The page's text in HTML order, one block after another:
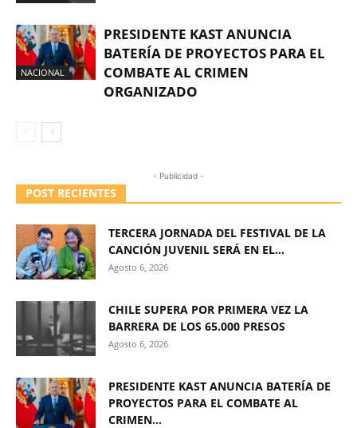
NACIONAL
PRESIDENTE KAST ANUNCIA
BATERÍA DE PROYECTOS PARA EL
COMBATE AL CRIMEN
ORGANIZADO
- Publicidad -
POST RECIENTES
TERCERA JORNADA DEL FESTIVAL DE LA
CANCIÓN JUVENIL SERÁ EN EL...
Agosto 6, 2026
CHILE SUPERA POR PRIMERA VEZ LA
BARRERA DE LOS 65.000 PRESOS
Agosto 6, 2026
PRESIDENTE KAST ANUNCIA BATERÍA DE
PROYECTOS PARA EL COMBATE AL
CRIMEN...